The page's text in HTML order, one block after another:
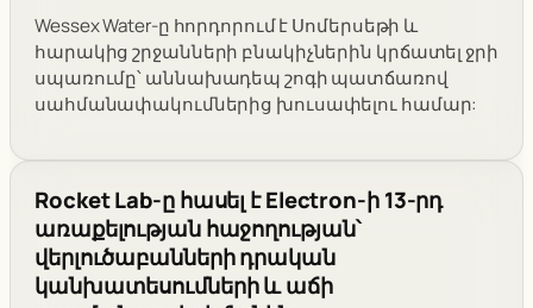
Wessex Water-ը հորդորում է Սոմերսեթի և
հարակից շրջանների բնակիչներին կրճատել ջրի
սպառումը՝ աննախադեպ շոգի պատճառով
սահմանափակումներից խուսափելու համար:
Rocket Lab-ը հասել է Electron-ի 13-րդ
առաքելության հաջողության՝
վերլուծաբանների դրական
կանխատեսումների և աճի